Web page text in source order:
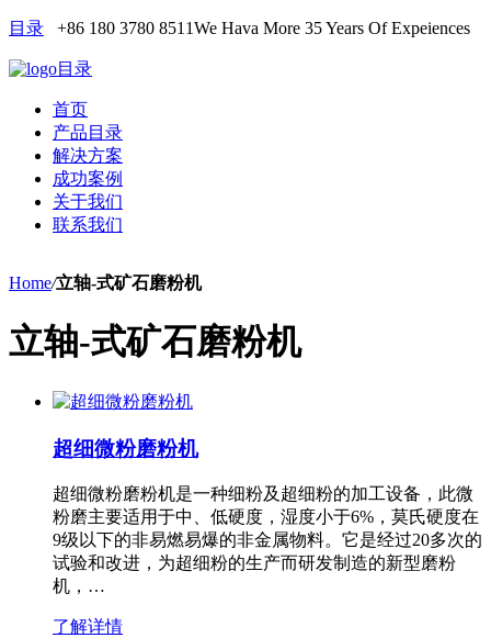
目录 +86 180 3780 8511We Hava More 35 Years Of Expeiences
目录
首页
产品目录
解决方案
成功案例
关于我们
联系我们
Home/立轴-式矿石磨粉机
立轴-式矿石磨粉机
超细微粉磨粉机
超细微粉磨粉机是一种细粉及超细粉的加工设备，此微
粉磨主要适用于中、低硬度，湿度小于6%，莫氏硬度在
9级以下的非易燃易爆的非金属物料。它是经过20多次的
试验和改进，为超细粉的生产而研发制造的新型磨粉
机，…
了解详情